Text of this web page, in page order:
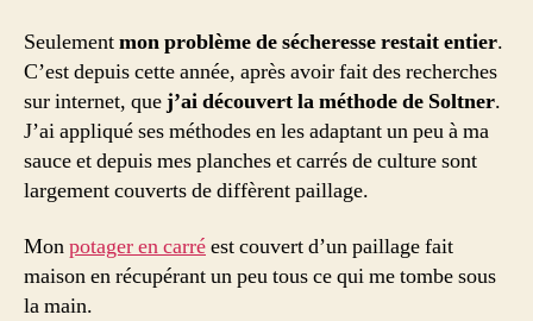
Seulementmon problème de sécheresse restait entier.
C’est depuis cette année, après avoir fait des recherches
sur internet, quej’ai découvert la méthode de Soltner.
J’ai appliqué ses méthodes en les adaptant un peu à ma
sauce et depuis mes planches et carrés de culture sont
largement couverts de diffèrent paillage.
Monpotager en carréest couvert d’un paillage fait
maison en récupérant un peu tous ce qui me tombe sous
la main.